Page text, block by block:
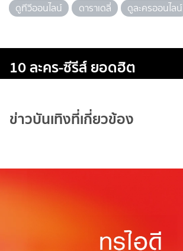
ดูทีวีออนไลน์
ดาราเดลี่ ดูละครออนไลน์
10 ละคร-ซีรีส์ ยอดฮิต
ข่าวบันเทิงที่เกี่ยวข้อง